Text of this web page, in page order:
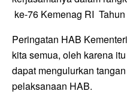
ke-76 Kemenag RI
Peringatan HAB
kita semua, oleh karena
dapat mengulurkan
pelaksanaan HAB.